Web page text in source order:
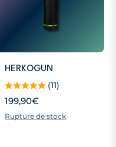
HERKOGUN
(11)
Prix
199,90€
Rupture de stock